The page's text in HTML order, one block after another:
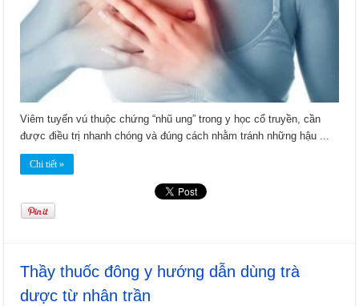
Viêm tuyến vú thuộc chứng “nhũ ung” trong y học cổ truyền, cần
được điều trị nhanh chóng và đúng cách nhằm tránh những hậu ...
Chi tiết »
Thầy thuốc đông y hướng dẫn dùng trà
dược từ nhân trần